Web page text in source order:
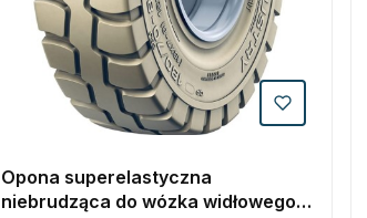
Opona superelastyczna
niebrudząca do wózka widłowego